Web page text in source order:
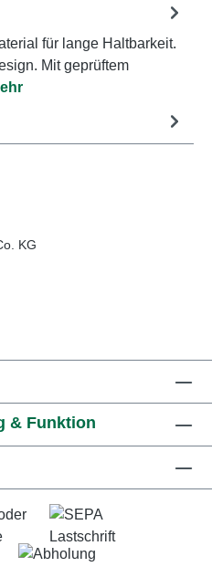
für lange Haltbarkeit.
Mit geprüftem
KG
& Funktion